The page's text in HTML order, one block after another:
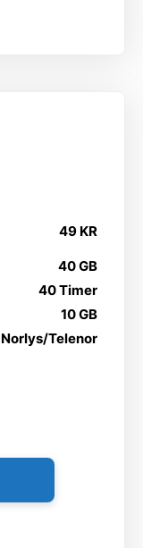
49 KR
40 GB
40 Timer
10 GB
Norlys/Telenor